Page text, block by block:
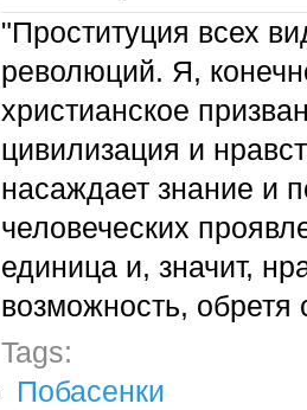
"Проституция всех
революций. Я,
христианское
цивилизация и
насаждает знание и
человеческих
единица и, значит,
возможность, обретя
Tags:
Побасенки